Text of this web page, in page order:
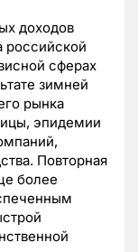
доходов
российской
сферах
зимней
рынка
эпидемии
Повторная
более